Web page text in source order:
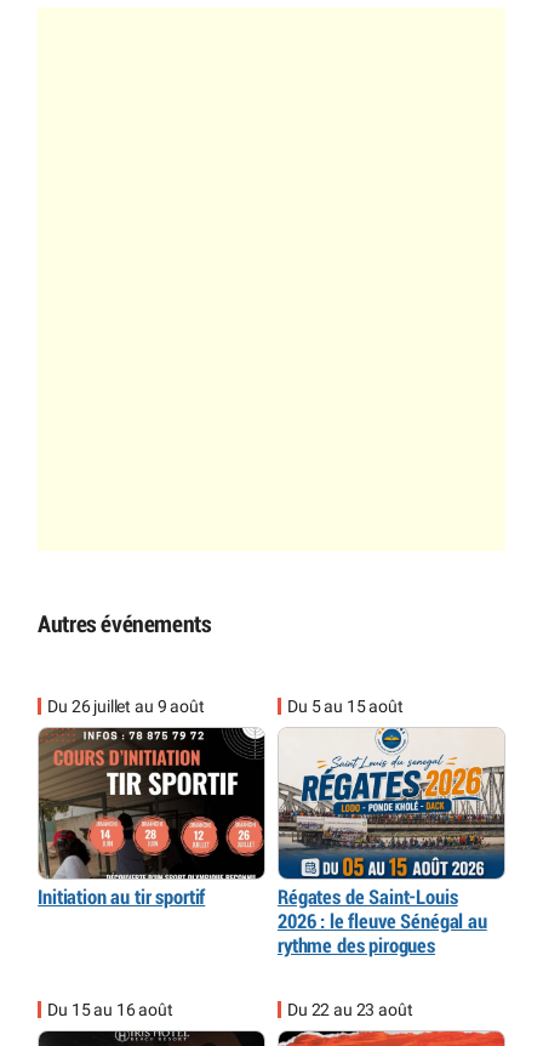
Autres événements
Du 26 juillet au 9 août
Initiation au tir sportif
Du 5 au 15 août
Régates de Saint-Louis
2026 : le fleuve Sénégal au
rythme des pirogues
Du 15 au 16 août Du 22 au 23 août